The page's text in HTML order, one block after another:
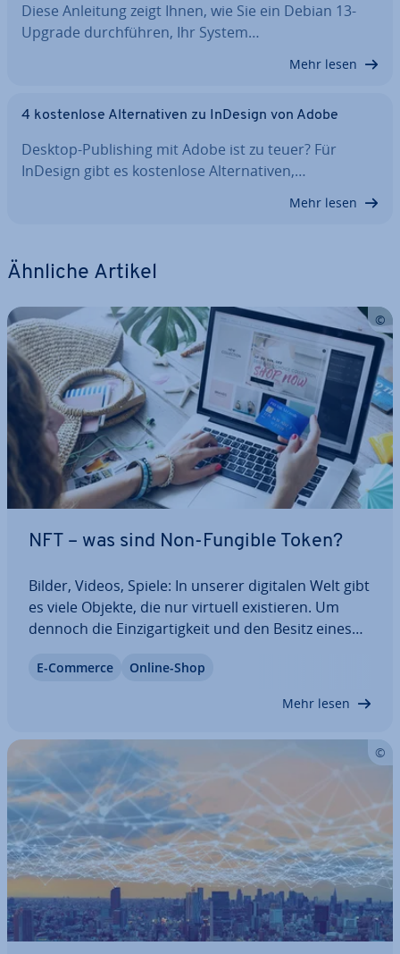
Diese Anleitung zeigt Ihnen, wie Sie ein Debian 13-
Upgrade durch­füh­ren, Ihr System…
Mehr lesen
4 kos­ten­lo­se Al­ter­na­ti­ven zu InDesign von Adobe
Desktop-Pu­bli­shing mit Adobe ist zu teuer? Für
InDesign gibt es kos­ten­lo­se Al­ter­na­ti­ven,…
Mehr lesen
Ähnliche Artikel
NFT – was sind Non-Fungible Token?
Bilder, Videos, Spiele: In unserer digitalen Welt gibt
es viele Objekte, die nur virtuell exis­tie­ren. Um
dennoch die Ein­zig­ar­tig­keit und den Besitz eines
Non-Fungible Token. Diese basieren auf der Block­
E-Commerce Online-Shop
Mehr lesen